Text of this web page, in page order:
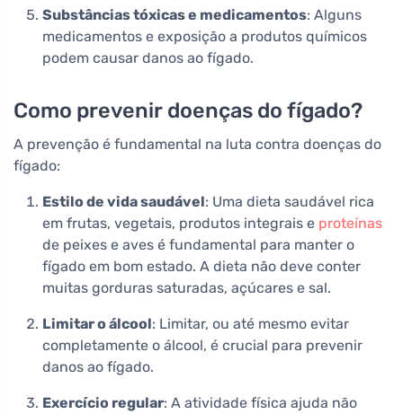
Substâncias tóxicas e medicamentos: Alguns
medicamentos e exposição a produtos químicos
podem causar danos ao fígado.
Como prevenir doenças do fígado?
A prevenção é fundamental na luta contra doenças do
fígado:
Estilo de vida saudável: Uma dieta saudável rica
em frutas, vegetais, produtos integrais e proteínas
de peixes e aves é fundamental para manter o
fígado em bom estado. A dieta não deve conter
muitas gorduras saturadas, açúcares e sal.
Limitar o álcool: Limitar, ou até mesmo evitar
completamente o álcool, é crucial para prevenir
danos ao fígado.
Exercício regular: A atividade física ajuda não